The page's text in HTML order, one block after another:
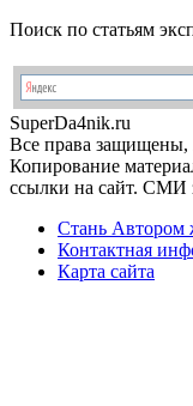
Поиск по статьям
SuperDa4nik.ru
Все права защищены,
Копирование
ссылки на сайт. СМИ
Стань Автором
Контактная
Карта сайта